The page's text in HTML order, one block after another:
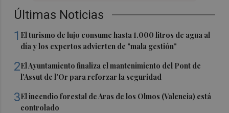
Últimas Noticias
1 El turismo de lujo consume hasta 1.000 litros de agua al
día y los expertos advierten de "mala gestión"
2El Ayuntamiento finaliza el mantenimiento del Pont de
l'Assut de l'Or para reforzar la seguridad
3El incendio forestal de Aras de los Olmos (Valencia) está
controlado